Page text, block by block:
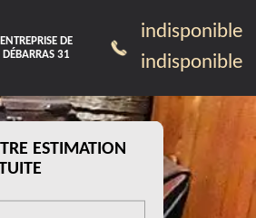
ENTREPRISE DE
DÉBARRAS 31
indisponible
indisponible
ESTIMATION